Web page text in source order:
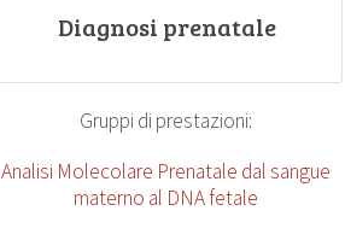
Diagnosi prenatale
Gruppi di prestazioni:
Analisi Molecolare Prenatale dal sangue
materno al DNA fetale